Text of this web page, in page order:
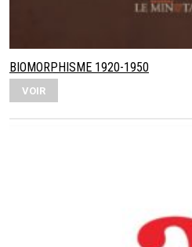
BIOMORPHISME 1920-1950
VOIR